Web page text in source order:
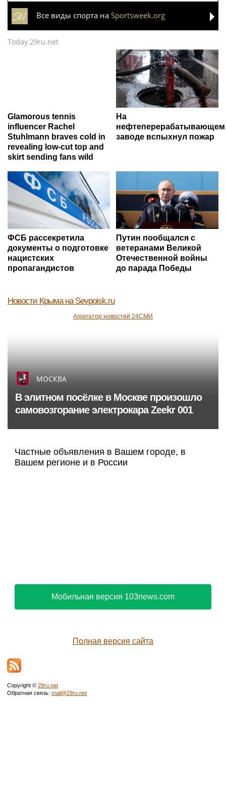
Все виды спорта на Sportsweek.org
Today.29ru.net
Glamorous tennis
influencer Rachel
Stuhlmann braves cold in
revealing low-cut top and
skirt sending fans wild
На
нефтеперерабатывающем
заводе вспыхнул пожар
ФСБ рассекретила
документы о подготовке
нацистских
пропагандистов
Путин пообщался с
ветеранами Великой
Отечественной войны
до парада Победы
Новости Крыма на Sevpoisk.ru
Агрегатор новостей 24СМИ
МОСКВА
В элитном посёлке в Москве произошло
самовозгорание электрокара Zeekr 001
Частные объявления в Вашем городе, в
Вашем регионе и в России
Мобильная версия 103news.com
Полная версия сайта
Copyright © 29ru.net
Обратная связь: mail@29ru.net